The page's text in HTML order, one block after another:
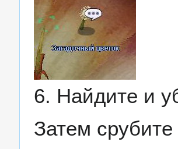
6. Найдите и
Затем срубите